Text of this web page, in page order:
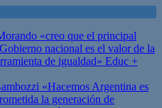
«creo que el principal
nacional es el valor de la
de igualdad» Educ +
«Hacemos Argentina es
la generación de